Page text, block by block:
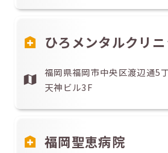
ひろメンタルクリニ
福岡県福岡市中央区渡辺通
天神ビル3F
福岡聖恵病院